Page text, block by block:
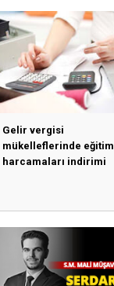
Gelir vergisi
mükelleflerinde eğitim
harcamaları indirimi